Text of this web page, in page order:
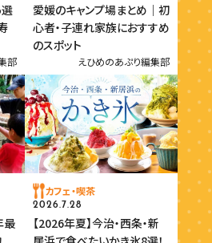
部
愛媛のキャンプ場まとめ｜初
心者・子連れ家族におすすめ
のスポット
えひめのあぷり編集部
最
カフェ・喫茶
2026.7.28
【2026年夏】今治・西条・新